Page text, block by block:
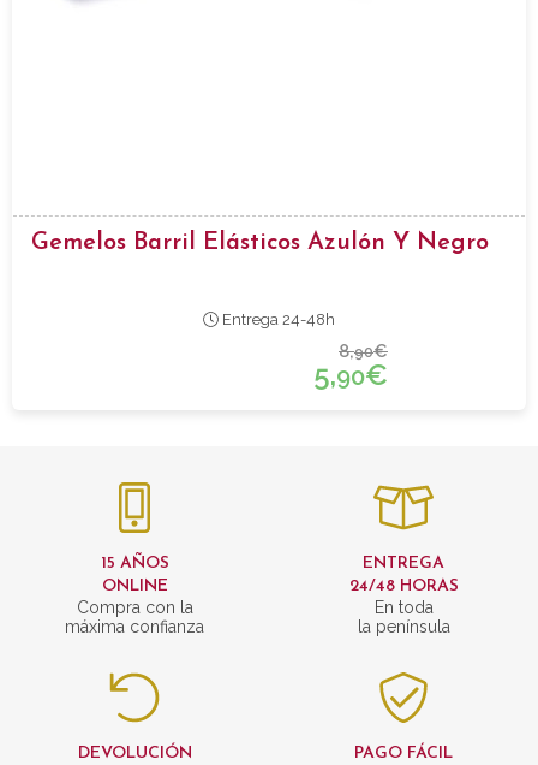
Gemelos Barril Elásticos Azulón Y Negro
Entrega 24-48h
8,90€
5,90€
15 AÑOS
ONLINE
Compra con la
máxima confianza
ENTREGA
24/48 HORAS
En toda
la península
DEVOLUCIÓN
PAGO FÁCIL